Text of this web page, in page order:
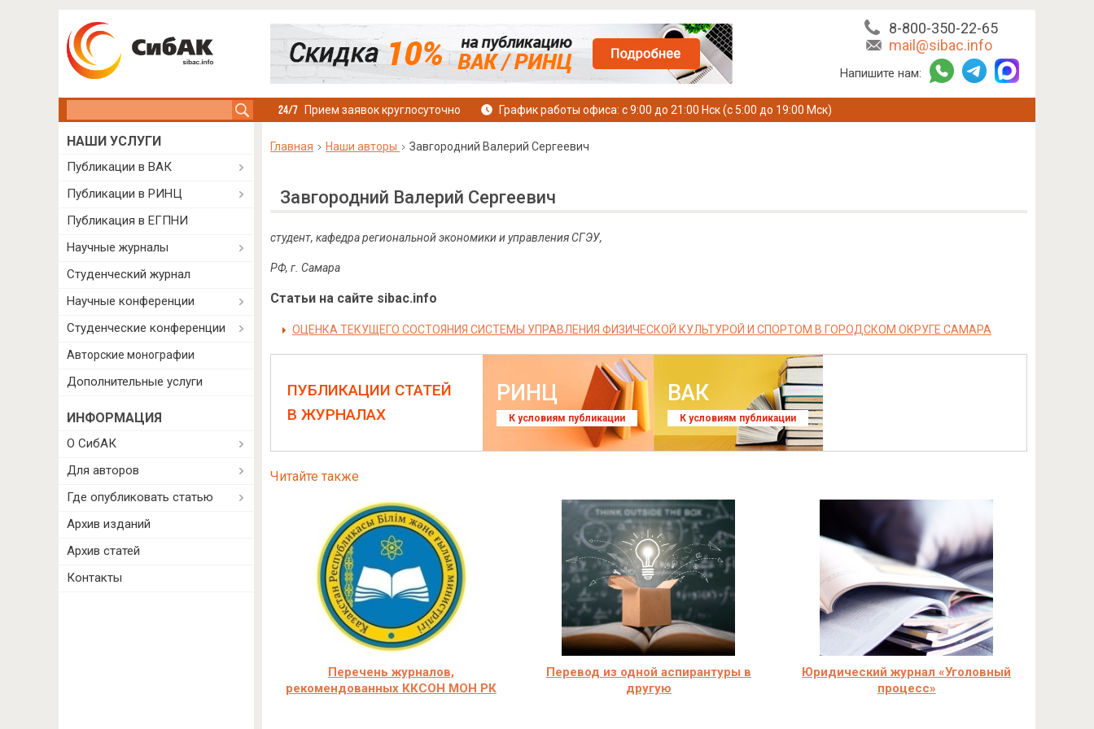
8-800-350-22-65
mail@sibac.info
Напишите нам:
Прием заявок круглосуточно График работы офиса: с 9:00 до 21:00 Нск (с 5:00 до 19:00 Мск)
Главная Наши авторы Завгородний Валерий Сергеевич
Завгородний Валерий Сергеевич
студент, кафедра региональной экономики и управления СГЭУ,
РФ, г. Самара
Статьи на сайте sibac.info
ОЦЕНКА ТЕКУЩЕГО СОСТОЯНИЯ СИСТЕМЫ УПРАВЛЕНИЯ ФИЗИЧЕСКОЙ КУЛЬТУРОЙ И СПОРТОМ В ГОРОДСКОМ ОКРУГЕ САМАРА
ПУБЛИКАЦИИ СТАТЕЙ
В ЖУРНАЛАХ
РИНЦ
К условиям публикации
ВАК
К условиям публикации
Читайте также
Перечень журналов,
рекомендованных ККСОН МОН РК
Перевод из одной аспирантуры в
другую
Юридический журнал «Уголовный
процесс»
НАШИ УСЛУГИ
Публикации в ВАК
Публикации в РИНЦ
Публикация в ЕГПНИ
Научные журналы
Студенческий журнал
Научные конференции
Студенческие конференции
Авторские монографии
Дополнительные услуги
ИНФОРМАЦИЯ
О СибАК
Для авторов
Где опубликовать статью
Архив изданий
Архив статей
Контакты